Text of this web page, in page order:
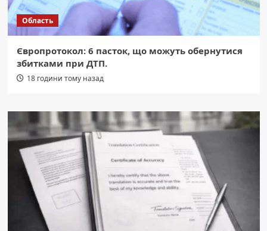
Область
Європротокол: 6 пасток, що можуть обернутися
збитками при ДТП.
18 години тому назад